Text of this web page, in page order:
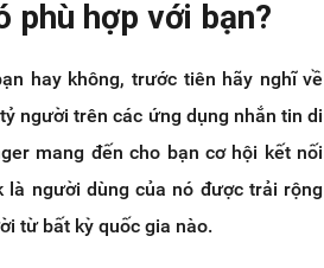
phù hợp với bạn?
hay không, trước tiên hãy nghĩ về
người trên các ứng dụng nhắn tin di
mang đến cho bạn cơ hội kết nối
người dùng của nó được trải rộng
từ bất kỳ quốc gia nào.